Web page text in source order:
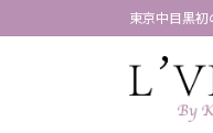
ン
ビ
東京中目黒初